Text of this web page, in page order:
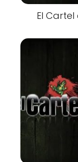
El